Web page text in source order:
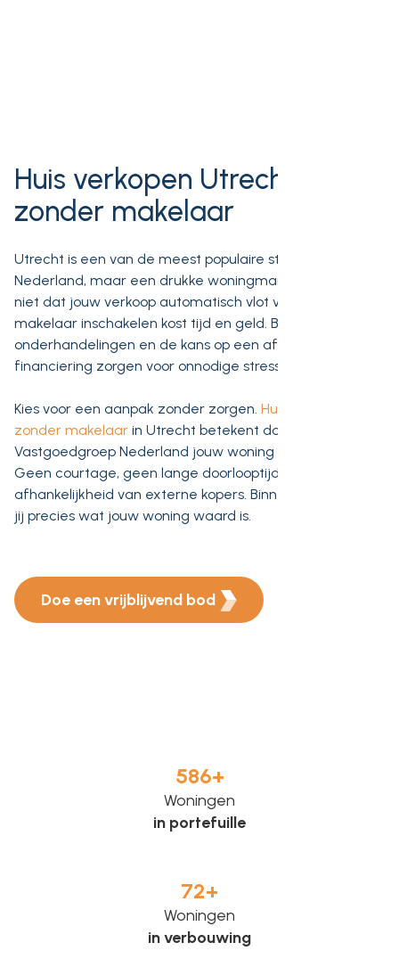
Huis verkopen Utrecht
zonder makelaar
Utrecht is een van de meest populaire steden van
Nederland, maar een drukke woningmarkt betekent
niet dat jouw verkoop automatisch vlot verloopt. Een
makelaar inschakelen kost tijd en geld. Bezichtigingen,
onderhandelingen en de kans op een afgevallen
financiering zorgen voor onnodige stress.
Kies voor een aanpak zonder zorgen. Huis verkopen
zonder makelaar in Utrecht betekent dat
Vastgoedgroep Nederland jouw woning direct opkoopt.
Geen courtage, geen lange doorlooptijd en geen
afhankelijkheid van externe kopers. Binnen 24 uur weet
jij precies wat jouw woning waard is.
Doe een vrijblijvend bod
586+
Woningen
in portefuille
72+
Woningen
in verbouwing